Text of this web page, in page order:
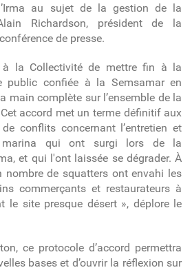
au sujet de la gestion de la
Richardson, président de la
de presse.
à la Collectivité de mettre fin à la
public confiée à la Semsamar en
main complète sur l’ensemble de la
accord met un terme définitif aux
conflits concernant l’entretien et
marina qui ont surgi lors de la
et qui l'ont laissée se dégrader. À
nombre de squatters ont envahi les
commerçants et restaurateurs à
le site presque désert », déplore le
ce protocole d’accord permettra
bases et d’ouvrir la réflexion sur